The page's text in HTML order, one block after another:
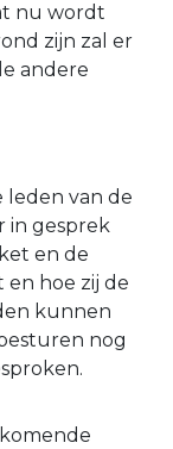
nu wordt
zijn zal er
andere
leden van de
in gesprek
en de
hoe zij de
kunnen
nog